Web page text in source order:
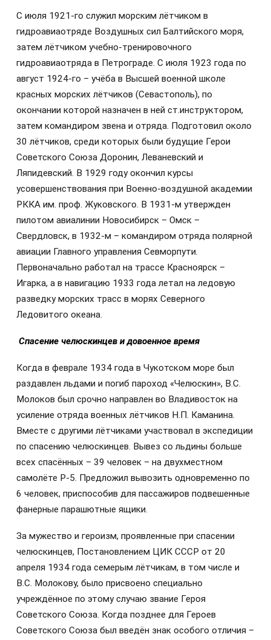
С июля 1921-го служил морским лётчиком в
гидроавиаотряде Воздушных сил Балтийского моря,
затем лётчиком учебно-тренировочного
гидроавиаотряда в Петрограде. С июля 1923 года по
август 1924-го – учёба в Высшей военной школе
красных морских лётчиков (Севастополь), по
окончании которой назначен в ней ст.инструктором,
затем командиром звена и отряда. Подготовил около
30 лётчиков, среди которых были будущие Герои
Советского Союза Доронин, Леваневский и
Ляпидевский. В 1929 году окончил курсы
усовершенствования при Военно-воздушной академии
РККА им. проф. Жуковского. В 1931-м утвержден
пилотом авиалинии Новосибирск – Омск –
Свердловск, в 1932-м – командиром отряда полярной
авиации Главного управления Севморпути.
Первоначально работал на трассе Красноярск –
Игарка, а в навигацию 1933 года летал на ледовую
разведку морских трасс в морях Северного
Ледовитого океана.
Спасение челюскинцев и довоенное время
Когда в феврале 1934 года в Чукотском море был
раздавлен льдами и погиб пароход «Челюскин», В.С.
Молоков был срочно направлен во Владивосток на
усиление отряда военных лётчиков Н.П. Каманина.
Вместе с другими лётчиками участвовал в экспедиции
по спасению челюскинцев. Вывез со льдины больше
всех спасённых – 39 человек – на двухместном
самолёте Р-5. Предложил вывозить одновременно по
6 человек, приспособив для пассажиров подвешенные
фанерные парашютные ящики.
За мужество и героизм, проявленные при спасении
челюскинцев, Постановлением ЦИК СССР от 20
апреля 1934 года семерым лётчикам, в том числе и
В.С. Молокову, было присвоено специально
учреждённое по этому случаю звание Героя
Советского Союза. Когда позднее для Героев
Советского Союза был введён знак особого отличия –